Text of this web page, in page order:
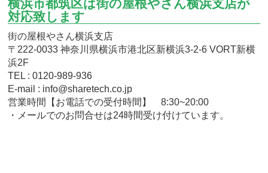
横浜市都筑区は街の屋根やさん横浜支店が
対応致します
街の屋根やさん横浜支店
〒222-0033 神奈川県横浜市港北区新横浜3-2-6 VORT新横
浜2F
TEL : 0120-989-936
E-mail : info@sharetech.co.jp
営業時間【お電話での受付時間】 8:30~20:00
・メールでのお問合せは24時間受け付けています。